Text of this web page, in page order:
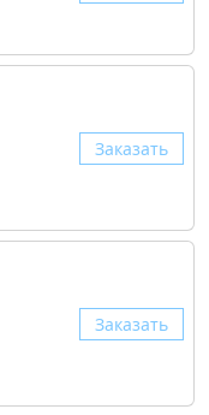
Заказать
Заказать